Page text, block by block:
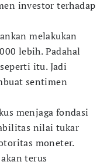
investor terhadap
melakukan
lebih. Padahal
itu. Jadi
sentimen
menjaga fondasi
nilai tukar
moneter.
terus